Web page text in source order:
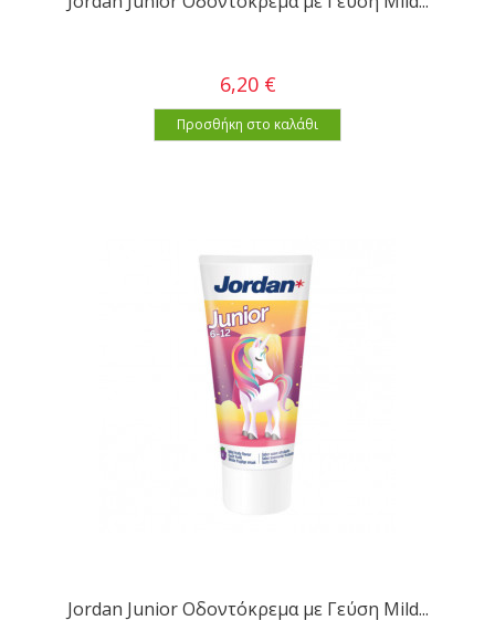
6,20 €
Προσθήκη στο καλάθι
Jordan Junior Οδοντόκρεμα με Γεύση Mild...